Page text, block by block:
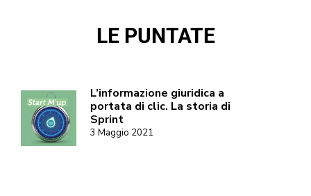
LE PUNTATE
L’informazione giuridica a
portata di clic. La storia di
Sprint
3 Maggio 2021